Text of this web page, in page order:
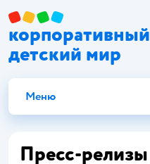
корпоративный
детский мир
Меню
Пресс-релизы